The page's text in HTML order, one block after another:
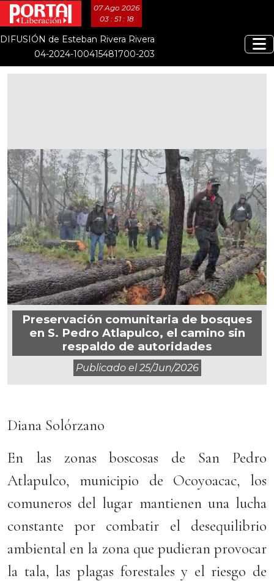
07 Ago 2026
03 : 51 : 19
DIFUSIÓN de Esteban Rivera Rivera
04-2024-100415481700-203
Preservación comunitaria de bosques
en S. Pedro Atlapulco, el camino sin
respaldo de autoridades
Publicado el25/jun/2026
Diana Solórzano
En las zonas boscosas de San Pedro
Atlapulco, municipio de Ocoyoacac, los
comuneros del lugar mantienen una lucha
constante por combatir el desequilibrio
ambiental en la zona que pudieran provocar
la tala, las plagas forestales y el riesgo de